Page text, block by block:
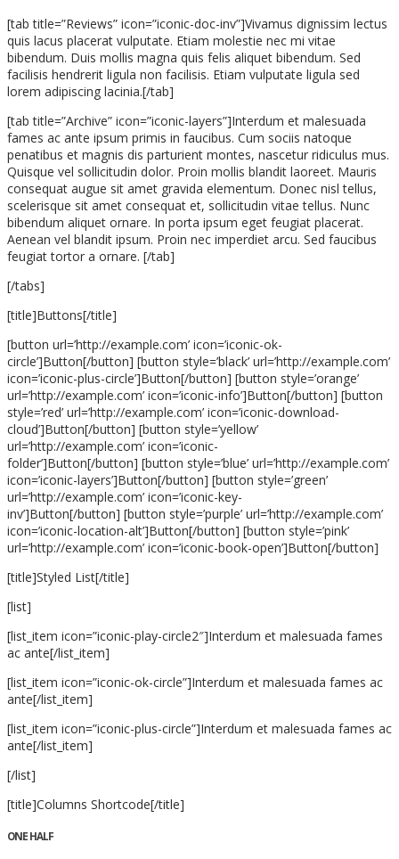
[tab title=”Reviews” icon=”iconic-doc-inv”]Vivamus dignissim lectus
quis lacus placerat vulputate. Etiam molestie nec mi vitae
bibendum. Duis mollis magna quis felis aliquet bibendum. Sed
facilisis hendrerit ligula non facilisis. Etiam vulputate ligula sed
lorem adipiscing lacinia.[/tab]
[tab title=”Archive” icon=”iconic-layers”]Interdum et malesuada
fames ac ante ipsum primis in faucibus. Cum sociis natoque
penatibus et magnis dis parturient montes, nascetur ridiculus mus.
Quisque vel sollicitudin dolor. Proin mollis blandit laoreet. Mauris
consequat augue sit amet gravida elementum. Donec nisl tellus,
scelerisque sit amet consequat et, sollicitudin vitae tellus. Nunc
bibendum aliquet ornare. In porta ipsum eget feugiat placerat.
Aenean vel blandit ipsum. Proin nec imperdiet arcu. Sed faucibus
feugiat tortor a ornare. [/tab]
[/tabs]
[title]Buttons[/title]
[button url=’http://example.com’ icon=’iconic-ok-
circle’]Button[/button] [button style=’black’ url=’http://example.com’
icon=’iconic-plus-circle’]Button[/button] [button style=’orange’
url=’http://example.com’ icon=’iconic-info’]Button[/button] [button
style=’red’ url=’http://example.com’ icon=’iconic-download-
cloud’]Button[/button] [button style=’yellow’
url=’http://example.com’ icon=’iconic-
folder’]Button[/button] [button style=’blue’ url=’http://example.com’
icon=’iconic-layers’]Button[/button] [button style=’green’
url=’http://example.com’ icon=’iconic-key-
inv’]Button[/button] [button style=’purple’ url=’http://example.com’
icon=’iconic-location-alt’]Button[/button] [button style=’pink’
url=’http://example.com’ icon=’iconic-book-open’]Button[/button]
[title]Styled List[/title]
[list]
[list_item icon=”iconic-play-circle2″]Interdum et malesuada fames
ac ante[/list_item]
[list_item icon=”iconic-ok-circle”]Interdum et malesuada fames ac
ante[/list_item]
[list_item icon=”iconic-plus-circle”]Interdum et malesuada fames ac
ante[/list_item]
[/list]
[title]Columns Shortcode[/title]
ONE HALF